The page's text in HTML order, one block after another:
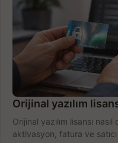
Orijinal yazılım
Orijinal yazılım lisansı
aktivasyon, fatura ve